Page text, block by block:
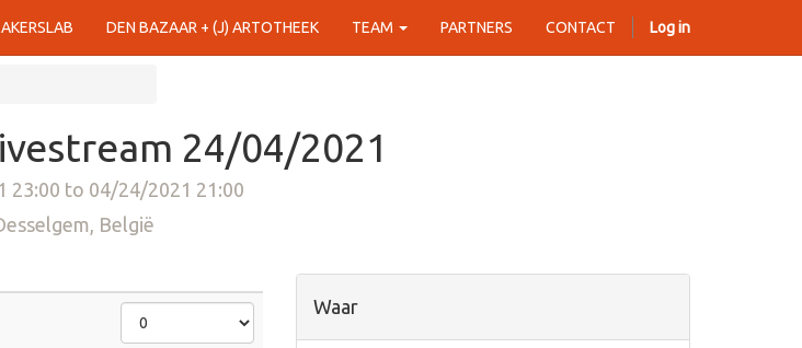
DEN BAZAAR + (J) ARTOTHEEK TEAM PARTNERS CONTACT Log in
24/04/2021
23:00 to 04/24/2021 21:00
, België
Waar